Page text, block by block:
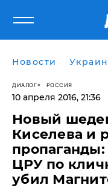
Новости
ДИАЛОГ РОССИЯ
10 апреля 2016, 21:36
Новый
Киселева и
ЦРУ по
убил